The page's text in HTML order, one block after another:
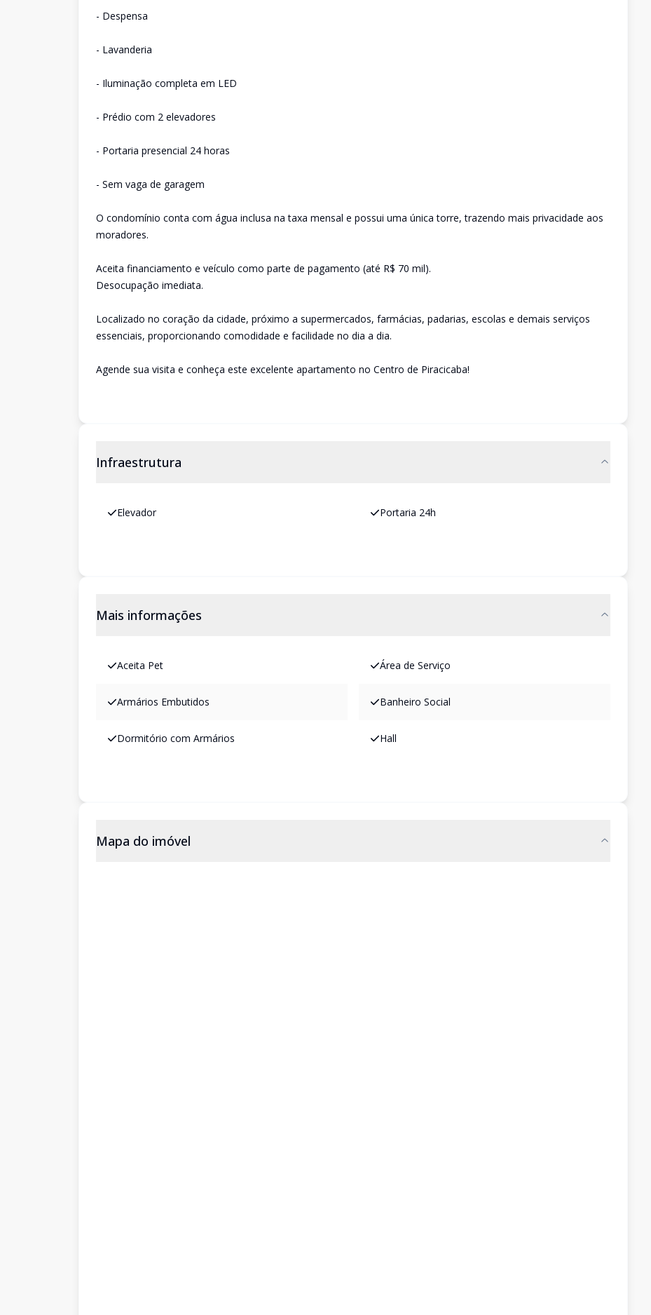
- Despensa
- Lavanderia
- Iluminação completa em LED
- Prédio com 2 elevadores
- Portaria presencial 24 horas
- Sem vaga de garagem
O condomínio conta com água inclusa na taxa mensal e possui uma única torre, trazendo mais privacidade aos
moradores.
Aceita financiamento e veículo como parte de pagamento (até R$ 70 mil).
Desocupação imediata.
Localizado no coração da cidade, próximo a supermercados, farmácias, padarias, escolas e demais serviços
essenciais, proporcionando comodidade e facilidade no dia a dia.
Agende sua visita e conheça este excelente apartamento no Centro de Piracicaba!
Infraestrutura
Elevador Portaria 24h
Mais informações
Aceita Pet Área de Serviço
Armários Embutidos Banheiro Social
Dormitório com Armários Hall
Mapa do imóvel